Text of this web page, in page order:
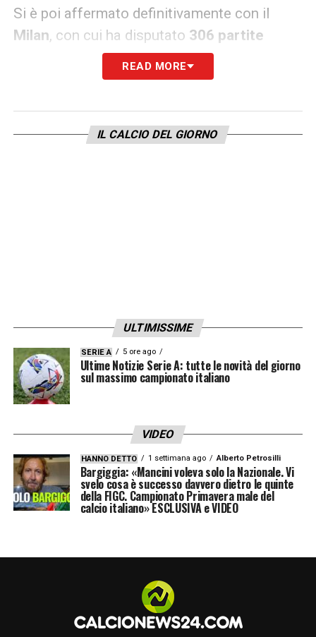
Si è poi affermato definitivamente con il
Milan, con cui ha disputato 306 partite
e segnato3 gol, conquistando
due Supercoppe Italiane
Vanta, inoltre,22 presenze e un gol con la
Nazionale Italiana maggiore, con la quale ha
ha intrapreso il percorso da allenatore
partendo dalsettore giovanile del Milan
Ha, poi, assunto l’incarico di tecnico della
risultati di assoluto rilievo, portando la
squadra a disputare lasemifinale di UEFA
Youth League nella stagione 2022-23e la
finale nella stagione successiva.
esordio alla guida di unaPrima Squadra
Ternana
Nello scorso campionato Abate, alla sua
READ MORE
IL CALCIO DEL GIORNO
ULTIMISSIME
SERIE A 5 ore ago
Ultime Notizie Serie A: tutte le novità del giorno
sul massimo campionato italiano
VIDEO
HANNO DETTO 1 settimana ago Alberto Petrosilli
Bargiggia: «Mancini voleva solo la Nazionale. Vi
svelo cosa è successo davvero dietro le quinte
della FIGC. Campionato Primavera male del
calcio italiano» ESCLUSIVA e VIDEO